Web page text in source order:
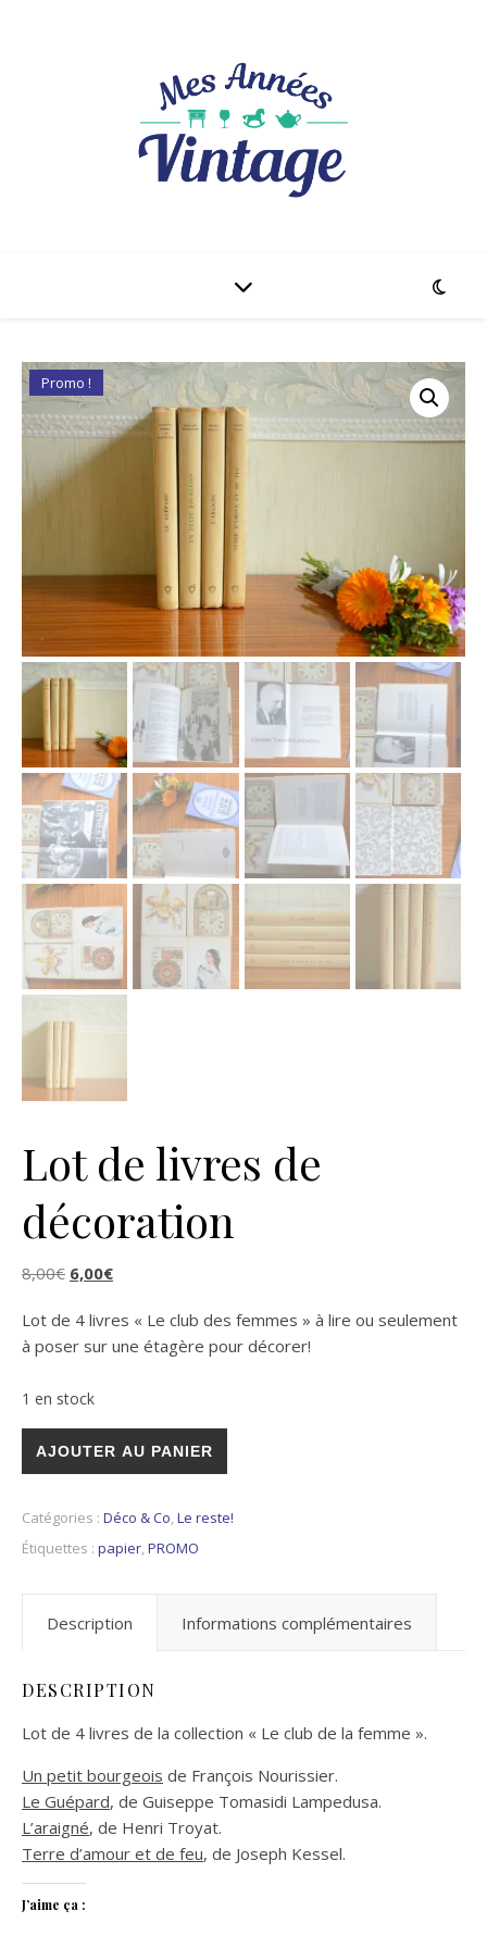
Promo !
Lot de livres de
décoration
8,00€ Le prix initial était : 8,00€.
6,00€Le prix actuel est : 6,00€.
Lot de 4 livres « Le club des femmes » à lire ou seulement
à poser sur une étagère pour décorer!
1 en stock
AJOUTER AU PANIER
Catégories : Déco & Co Le reste!
Étiquettes : papier PROMO
Description Informations complémentaires
DESCRIPTION
Lot de 4 livres de la collection « Le club de la femme ».
Un petit bourgeois de François Nourissier.
Le Guépard, de Guiseppe Tomasidi Lampedusa.
L’araigné, de Henri Troyat.
Terre d’amour et de feu, de Joseph Kessel.
J’aime ça :